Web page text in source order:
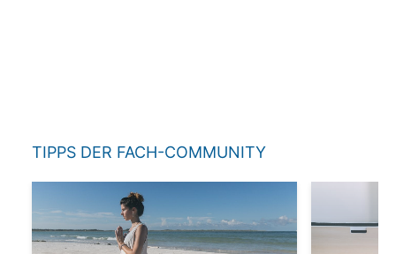
TIPPS DER FACH-COMMUNITY